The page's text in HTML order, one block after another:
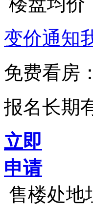
变价通知
免费看房：
报名长期
立即
申请
售楼处地